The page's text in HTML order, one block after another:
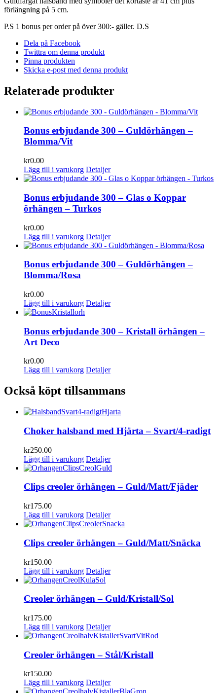
förlängning på 5 cm.
P.S 1 bonus per order på över 300:- gäller. D.S
Dela på Facebook
Twittra om denna produkt
Pinna produkten
Skicka e-post med denna produkt
Relaterade produkter
Bonus erbjudande 300 – Guldörhängen –
Blomma/Vit
kr0.00
Lägg till i varukorg Detaljer
Bonus erbjudande 300 – Glas o Koppar
örhängen – Turkos
kr0.00
Lägg till i varukorg Detaljer
Bonus erbjudande 300 – Guldörhängen –
Blomma/Rosa
kr0.00
Lägg till i varukorg Detaljer
Bonus erbjudande 300 – Kristall örhängen –
Art Deco
kr0.00
Lägg till i varukorg Detaljer
Också köpt tillsammans
Choker halsband med Hjärta – Svart/4-radigt
kr250.00
Lägg till i varukorg Detaljer
Clips creoler örhängen – Guld/Matt/Fjäder
kr175.00
Lägg till i varukorg Detaljer
Clips creoler örhängen – Guld/Matt/Snäcka
kr150.00
Lägg till i varukorg Detaljer
Creoler örhängen – Guld/Kristall/Sol
kr175.00
Lägg till i varukorg Detaljer
Creoler örhängen – Stål/Kristall
kr150.00
Lägg till i varukorg Detaljer